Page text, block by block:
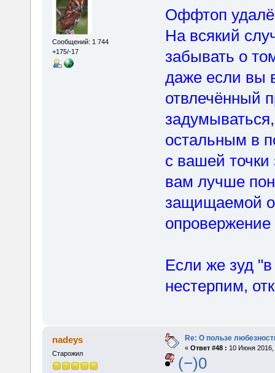
Сообщений: 1 744
+175/-17
Оффтоп
На всякий
забывать о
даже если вы
отвлечённый
остальным в
с вашей точки
вам лучше
защищаемой
опровержение
Если же зуд
нестерпим,
nadeys
Старожил
Re: О пользе
« Ответ #48 : 10 Июня 2016,
(−)0